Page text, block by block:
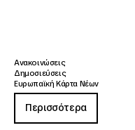
Ανακοινώσεις
Δημοσιεύσεις
Ευρωπαϊκή Κάρτα Νέων
Περισσότερα